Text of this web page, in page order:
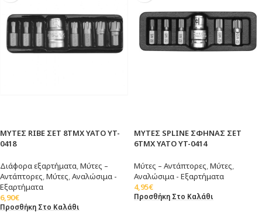
ΜΥΤΕΣ RIBE ΣΕΤ 8ΤΜΧ YATO YT-
0418
Διάφορα εξαρτήματα,Μύτες –
Αντάπτορες,Μύτες,Αναλώσιμα -
Εξαρτήματα
6,90€
Προσθήκη Στο Καλάθι
ΜΥΤΕΣ SPLINE ΣΦΗΝΑΣ ΣΕΤ
6ΤΜΧ YATO YT-0414
Μύτες – Αντάπτορες,Μύτες,
Αναλώσιμα - Εξαρτήματα
4,95€
Προσθήκη Στο Καλάθι